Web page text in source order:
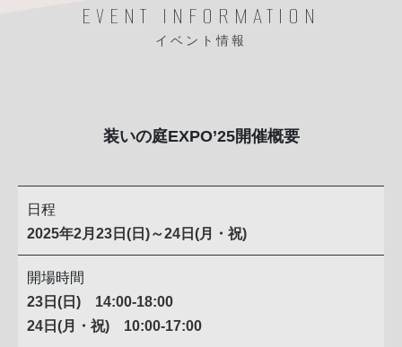
EVENT INFORMATION
イベント情報
装いの庭EXPO’25開催概要
日程
2025年2月23日(日)～24日(月・祝)
開場時間
23日(日) 14:00-18:00
24日(月・祝) 10:00-17:00